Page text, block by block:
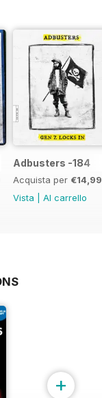
Adbusters -184
Acquista per €14,99
Vista
Al carrello
+